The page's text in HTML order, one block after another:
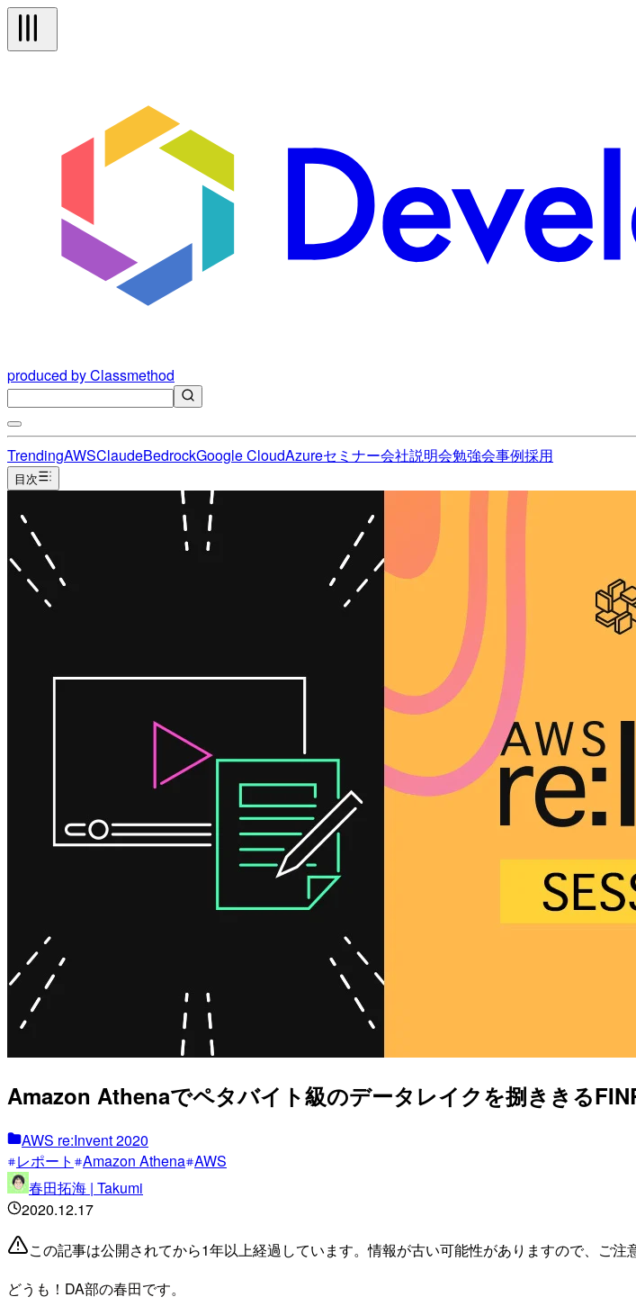
produced by Classmethod
TrendingAWSClaudeBedrockGoogle CloudAzureセミナー会社説明会勉強会事例採用
目次
Amazon Athenaでペタバイト級のデータレイクを捌ききる
AWS re:Invent 2020
レポート
Amazon Athena AWS
春田拓海 | Takumi
2020.12.17
この記事は公開されてから1年以上経過しています。情報が古い可能性がありますので、ご注
どうも！DA部の春田です。